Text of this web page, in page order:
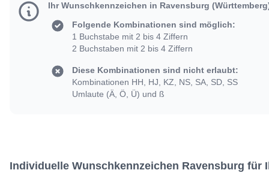
Ihr Wunschkennzeichen in Ravensburg
Folgende Kombinationen sind möglich:
1 Buchstabe mit 2 bis 4 Ziffern
2 Buchstaben mit 2 bis 4 Ziffern
Diese Kombinationen sind nicht erlaubt:
Kombinationen HH, HJ, KZ, NS, SA, SD, SS
Umlaute (Ä, Ö, Ü) und ß
Individuelle Wunschkennzeichen Ravensburg für